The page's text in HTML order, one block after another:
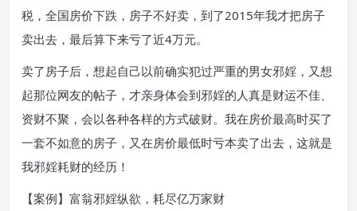
税，全国房价下跌，房子不好卖，到了2015年我才把房子
卖出去，最后算下来亏了近4万元。
卖了房子后，想起自己以前确实犯过严重的男女邪婬，又想
起那位网友的帖子，才亲身体会到邪婬的人真是财运不佳、
资财不聚，会以各种各样的方式破财。我在房价最高时买了
一套不如意的房子，又在房价最低时亏本卖了出去，这就是
我邪婬耗财的经历！
【案例】富翁邪婬纵欲，耗尽亿万家财